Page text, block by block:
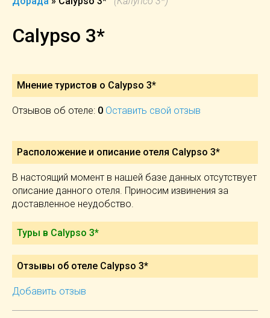
Calypso 3*
Мнение туристов о Calypso 3*
Отзывов об отеле: 0 Оставить свой отзыв
Расположение и описание отеля Calypso 3*
В настоящий момент в нашей базе данных отсутствует
описание данного отеля. Приносим извинения за
доставленное неудобство.
Туры в Calypso 3*
Отзывы об отеле Calypso 3*
Добавить отзыв